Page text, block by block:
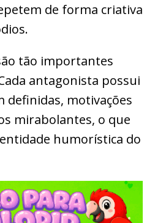
de forma criativa
tão importantes
antagonista possui
definidas, motivações
mirabolantes, o que
humorística do